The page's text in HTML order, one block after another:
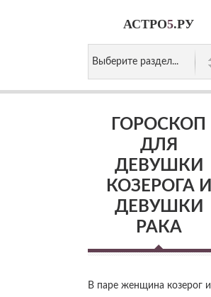
АСТРО5.РУ
ГОРОСКОП
ДЛЯ
ДЕВУШКИ
КОЗЕРОГА И
ДЕВУШКИ
РАКА
В паре женщина козерог и